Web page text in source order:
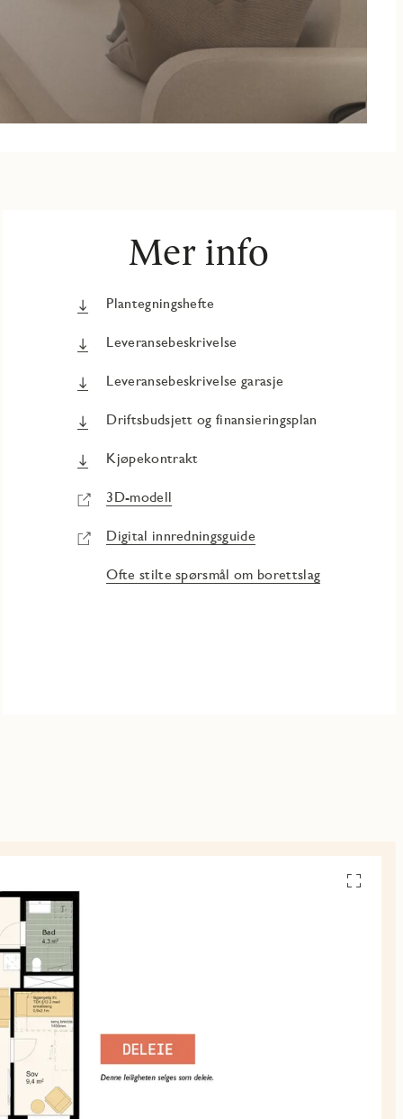
Mer info
Plantegningshefte
Leveransebeskrivelse
Leveransebeskrivelse garasje
Driftsbudsjett og finansieringsplan
Kjøpekontrakt
3D-modell
Digital innredningsguide
Ofte stilte spørsmål om borettslag
Se